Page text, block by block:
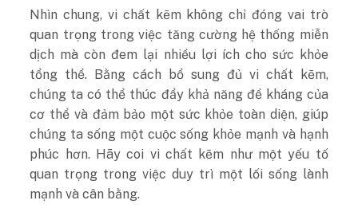
Nhìn chung, vi chất kẽm không chỉ đóng vai trò
quan trọng trong việc tăng cường hệ thống miễn
dịch mà còn đem lại nhiều lợi ích cho sức khỏe
tổng thể. Bằng cách bổ sung đủ vi chất kẽm,
chúng ta có thể thúc đẩy khả năng đề kháng của
cơ thể và đảm bảo một sức khỏe toàn diện, giúp
chúng ta sống một cuộc sống khỏe mạnh và hạnh
phúc hơn. Hãy coi vi chất kẽm như một yếu tố
quan trọng trong việc duy trì một lối sống lành
mạnh và cân bằng.